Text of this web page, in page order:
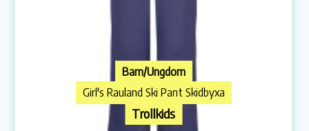
Barn/Ungdom
Girl's Rauland Ski Pant Skidbyxa
Trollkids